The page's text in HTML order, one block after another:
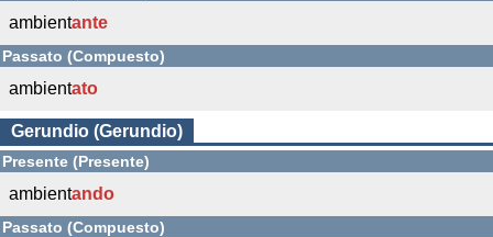
ambientante
Passato (Compuesto)
ambientato
Gerundio (Gerundio)
Presente (Presente)
ambientando
Passato (Compuesto)